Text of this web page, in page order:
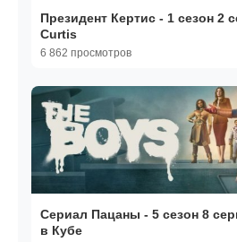
Президент Кертис - 1 сезон 2
Curtis
6 862 просмотров
Сериал Пацаны - 5 сезон 8
в Кубе